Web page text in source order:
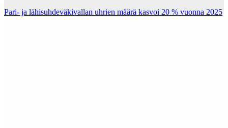
Pari- ja lähisuhdeväkivallan uhrien määrä kasvoi 20 % vuonna 2025